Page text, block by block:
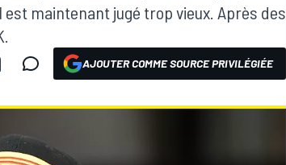
maintenant jugé trop vieux. Après des
AJOUTER COMME SOURCE PRIVILÉGIÉE